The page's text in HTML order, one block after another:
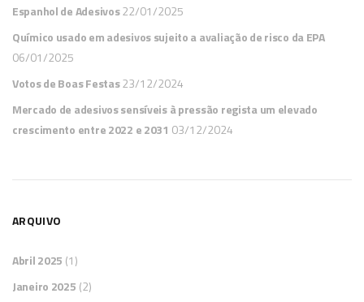
Espanhol de Adesivos22/01/2025
Químico usado em adesivos sujeito a avaliação de risco da EPA
06/01/2025
Votos de Boas Festas23/12/2024
Mercado de adesivos sensíveis à pressão regista um elevado
crescimento entre 2022 e 2031 03/12/2024
ARQUIVO
Abril 2025 (1)
Janeiro 2025 (2)